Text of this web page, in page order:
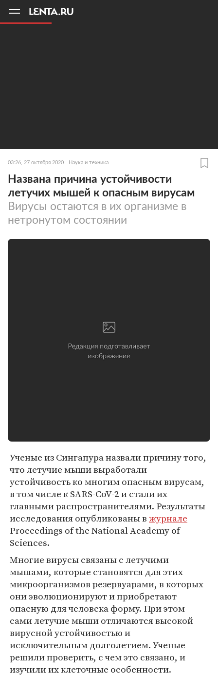
03:26, 27 октября 2020 Наука и техника
Названа причина устойчивости
летучих мышей к опасным вирусам
Вирусы остаются в их организме в
нетронутом состоянии
Ученые из Сингапура назвали причину того,
что летучие мыши выработали
устойчивость ко многим опасным вирусам,
в том числе к SARS-CoV-2 и стали их
главными распространителями. Результаты
исследования опубликованы вжурнале
Proceedings of the National Academy of
Sciences.
Многие вирусы связаны с летучими
мышами, которые становятся для этих
микроорганизмов резервуарами, в которых
они эволюционируют и приобретают
опасную для человека форму. При этом
сами летучие мыши отличаются высокой
вирусной устойчивостью и
исключительным долголетием. Ученые
решили проверить, с чем это связано, и
изучили их клеточные особенности.